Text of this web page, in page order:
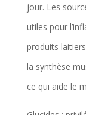
jour. Les
utiles pour
produits
la synthèse
ce qui aide le